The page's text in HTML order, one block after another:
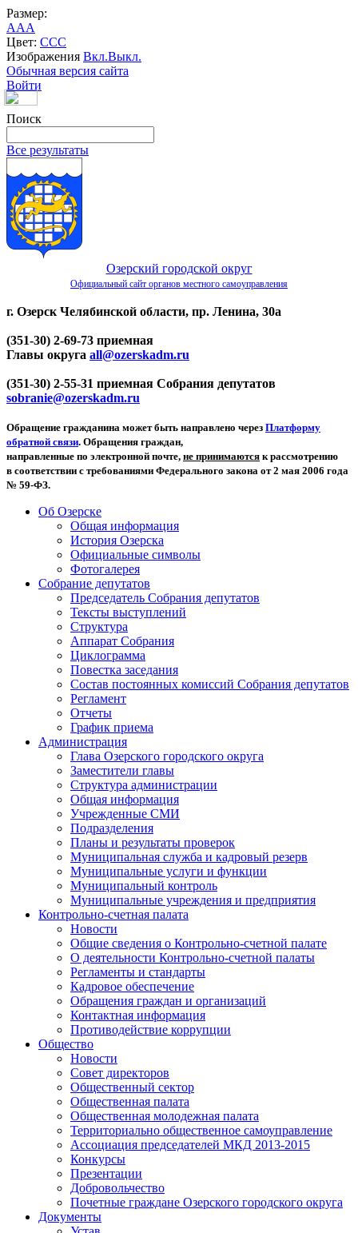
Размер:
AAA
Цвет: CCC
Изображения Вкл.Выкл.
Обычная версия сайта
Войти
Поиск
Все результаты
Озерский городской округ
Официальный сайт органов местного самоуправления
г. Озерск Челябинской области, пр. Ленина, 30а
(351-30) 2-69-73 приемная
Главы округа all@ozerskadm.ru
(351-30) 2-55-31 приемная Собрания депутатов
sobranie@ozerskadm.ru
Обращение гражданина может быть направлено через Платформу
обратной связи. Обращения граждан,
направленные по электронной почте, не принимаются к рассмотрению
в соответствии с требованиями Федерального закона от 2 мая 2006 года
№ 59-ФЗ.
Об Озерске
Общая информация
История Озерска
Официальные символы
Фотогалерея
Собрание депутатов
Председатель Собрания депутатов
Тексты выступлений
Структура
Аппарат Собрания
Циклограмма
Повестка заседания
Состав постоянных комиссий Собрания депутатов
Регламент
Отчеты
График приема
Администрация
Глава Озерского городского округа
Заместители главы
Структура администрации
Общая информация
Учрежденные СМИ
Подразделения
Планы и результаты проверок
Муниципальная служба и кадровый резерв
Муниципальные услуги и функции
Муниципальный контроль
Муниципальные учреждения и предприятия
Контрольно-счетная палата
Новости
Общие сведения о Контрольно-счетной палате
О деятельности Контрольно-счетной палаты
Регламенты и стандарты
Кадровое обеспечение
Обращения граждан и организаций
Контактная информация
Противодействие коррупции
Общество
Новости
Совет директоров
Общественный сектор
Общественная палата
Общественная молодежная палата
Территориально общественное самоуправление
Ассоциация председателей МКД 2013-2015
Конкурсы
Презентации
Добровольчество
Почетные граждане Озерского городского округа
Документы